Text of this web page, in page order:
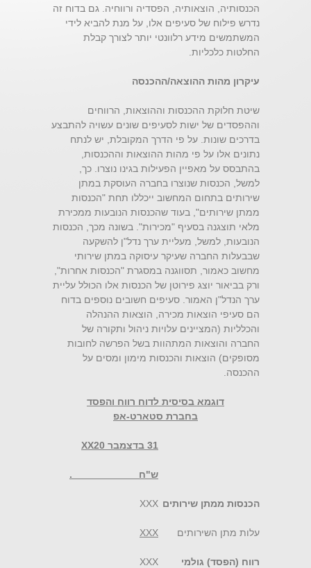
הכנסותיה, הוצאותיה, הפסדיה ורווחיה. גם בדוח זה
נדרש פילוח של סעיפים אלו, על מנת להביא לידי
המשתמשים מידע רלוונטי יותר לצורך קבלת
החלטות כלכליות.
עיקרון מהות ההוצאה/ההכנסה
שיטת חלוקת ההכנסות וההוצאות, הרווחים
וההפסדים של ישות לסעיפים שונים עשויה להתבצע
בדרכים שונות. על פי הדרך המקובלת, יש לנתח
נתונים אלו על פי מהות ההוצאות וההכנסות,
בהתבסס על מאפיין הפעילות בגינו נוצרו. כך,
למשל, הכנסות שנוצרו בחברה העוסקת במתן
שירותים בתחום המחשוב ייכללו תחת "הכנסות
ממתן שירותים", בעוד שהכנסות הנובעות ממכירת
מלאי תוצגנה בסעיף "מכירות". בשונה מכך, הכנסות
הנובעות, למשל, מעליית ערך נדל"ן להשקעה
שבבעלות החברה שעיקר עיסוקה במתן שירותי
מחשוב כאמור, תסווגנה במסגרת "הכנסות אחרות",
ורק בביאור יוצג פירוטן של הכנסות אלו הכולל עליית
ערך הנדל"ן האמור. סעיפים חשובים נוספים בדוח
הם סעיפי הוצאות מכירה, הוצאות ההנהלה
והכלליות (המציינים עלויות ניהול ותקורה של
החברה והוצאות המתהוות בשל הפרשה לחובות
מסופקים) הוצאות והכנסות מימון ומסים על
ההכנסה.
דוגמא בסיסית לדוח רווח והפסד
בחברת סטארט-אפ
31 בדצמבר XX20
ש"ח .
הכנסות ממתן שירותים XXX
עלות מתן השירותים XXX
רווח (הפסד) גולמי XXX